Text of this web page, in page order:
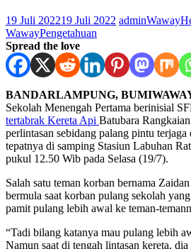
19 Juli 202219 Juli 2022 adminWaway
WawayPengetahuan
Spread the love
BANDARLAMPUNG,
Sekolah Menengah Pertama berinisial
tertabrak Kereta Api Batubara
perlintasan sebidang palang pintu
tepatnya di samping Stasiun Labuhan
pukul 12.50 Wib pada Selasa (19/7).
Salah satu teman korban bernama
bermula saat korban pulang sekolah
pamit pulang lebih awal ke teman-
“Tadi bilang katanya mau pulang lebih
Namun saat di tengah lintasan kereta,